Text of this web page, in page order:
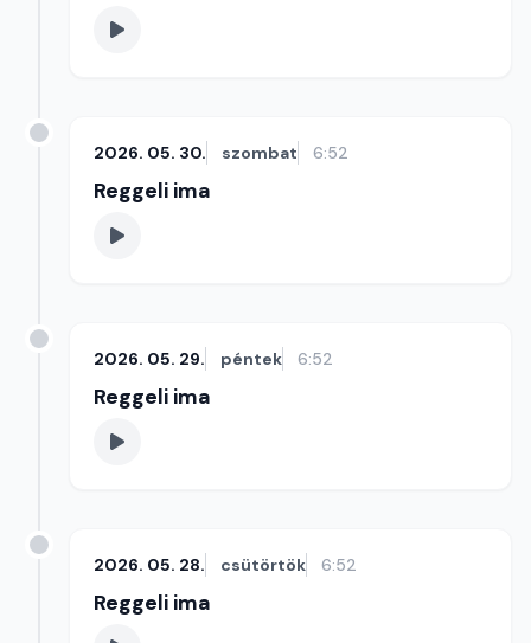
2026. 05. 30. szombat 6:52
Reggeli ima
2026. 05. 29. péntek 6:52
Reggeli ima
2026. 05. 28. csütörtök 6:52
Reggeli ima